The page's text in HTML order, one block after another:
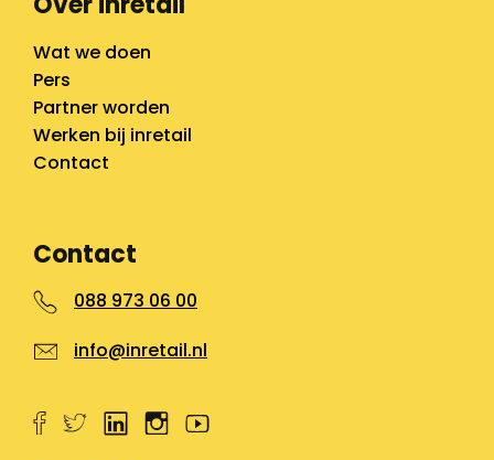
Wat we doen
Pers
Partner worden
Werken bij inretail
Contact
Contact
088 973 06 00
info@inretail.nl